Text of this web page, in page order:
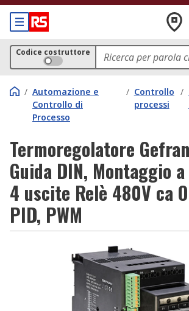
Codice costruttore
/ Automazione e
Controllo di
Processo
/ Controllo
processi
/
Termoregolatore
Guida DIN, Montaggio
4 uscite Relè 480V ca
PID, PWM